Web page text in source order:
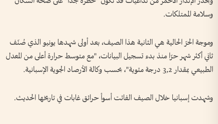
وسلامة الممتلكات.
وموجة الحرّ الحالية هي الثانية هذا الصيف، بعد أولى شهدها يونيو الذي صُنّف
ثاني أكثر شهر حرّا منذ بدء تسجيل البيانات، "مع متوسط حرارة أعلى من المعدل
الطبيعي بمقدار 3,2 درجة مئوية"، بحسب وكالة الأرصاد الجوية الإسبانية.
وشهدت إسبانيا خلال الصيف الفائت أسوأ حرائق غابات في تاريخها الحديث.